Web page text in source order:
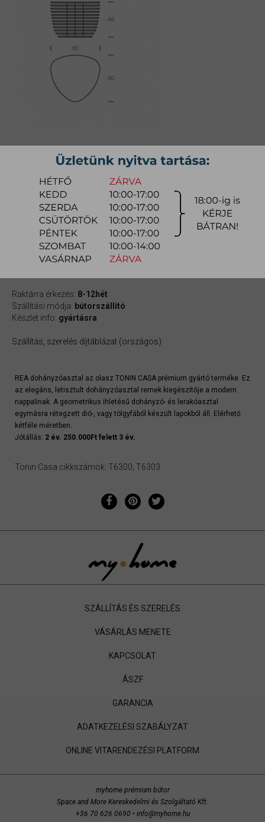
Méret: 60x60x46cm;
Cikkszám:
mytorea001
740.600 Ft-tól
gyors ajánlat
Raktárra érkezés: 8-12hét
Szállítási módja: bútorszállító
Készlet info: gyártásra
Szállítás, szerelés díjtáblázat (országos)
REA dohányzóasztal az olasz TONIN CASA prémium gyártó terméke. Ez
az elegáns, letisztult dohányzóasztal remek kiegészítője a modern
nappalinak. A geometrikus ihletésű dohányzó- és lerakóasztal
egymásra rétegzett dió-, vagy tölgyfából készült lapokból áll. Elérhető
kétféle méretben.
Jótállás: 2 év. 250.000Ft felett 3 év.
Tonin Casa cikkszámok: T6300; T6303
SZÁLLÍTÁS ÉS SZERELÉS
VÁSÁRLÁS MENETE
KAPCSOLAT
ÁSZF
GARANCIA
ADATKEZELÉSI SZABÁLYZAT
ONLINE VITARENDEZÉSI PLATFORM
myhome prémium bútor
Space and More Kereskedelmi és Szolgáltató Kft.
+36 70 626 0690 • info@myhome.hu